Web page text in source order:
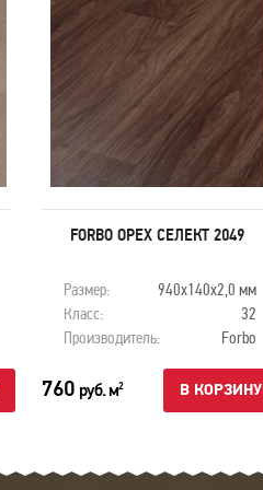
FORBO ОРЕХ СЕЛЕКТ 2049
Размер:
940х140х2,0 мм
Класс:
32
Производитель:
Forbo
760 руб. м2 В КОРЗИНУ